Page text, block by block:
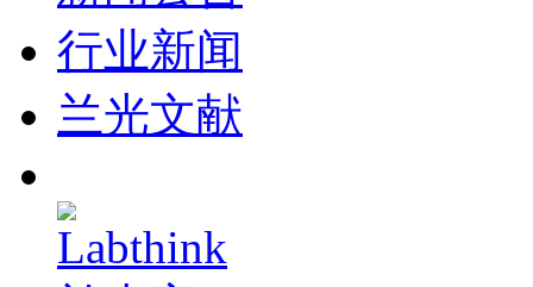
行业新闻
兰光文献